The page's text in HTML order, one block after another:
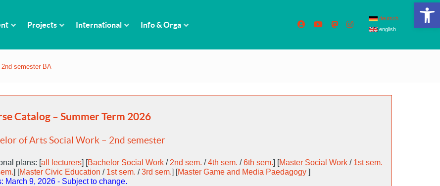
Projects International Info & Orga
deutsch
english
2nd semester BA
Catalog – Summer Term 2026
of Arts Social Work – 2nd semester
plans: [all lecturers] [Bachelor Social Work / 2nd sem. /4th sem. /6th sem.] [Master Social Work / 1st sem.
] [Master Civic Education / 1st sem. /3rd sem.] [Master Game and Media Paedagogy ]
March 9, 2026 - Subject to change.